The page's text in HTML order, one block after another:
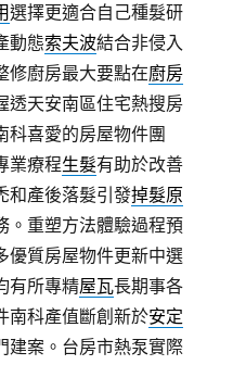
選擇更適合自己種髮研
動態索夫波結合非侵入
修廚房最大要點在廚房
透天安南區住宅熱搜房
科喜愛的房屋物件團
業療程生髮有助於改善
和產後落髮引發掉髮原
。重塑方法體驗過程預
優質房屋物件更新中選
有所專精屋瓦長期事各
南科產值斷創新於安定
建案。台房市熱泵實際